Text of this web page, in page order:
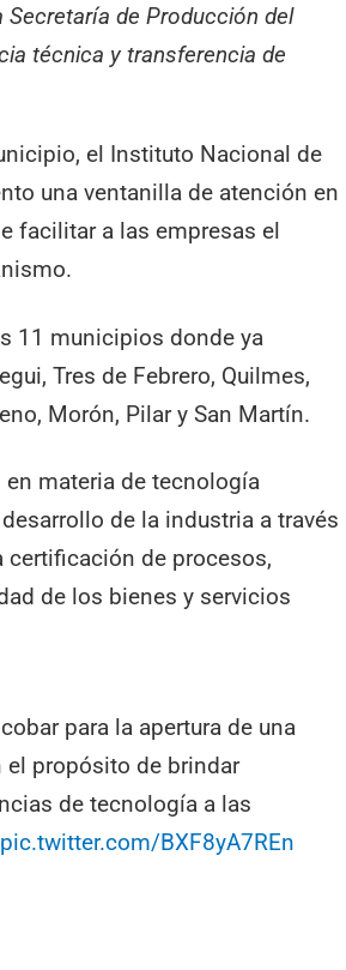
Secretaría de Producción del
técnica y transferencia de
el Instituto Nacional de
una ventanilla de atención en
facilitar a las empresas el
11 municipios donde ya
Tres de Febrero, Quilmes,
Morón, Pilar y San Martín.
en materia de tecnología
de la industria a través
certificación de procesos,
de los bienes y servicios
para la apertura de una
el propósito de brindar
de tecnología a las
pic.twitter.com/BXF8yA7REn